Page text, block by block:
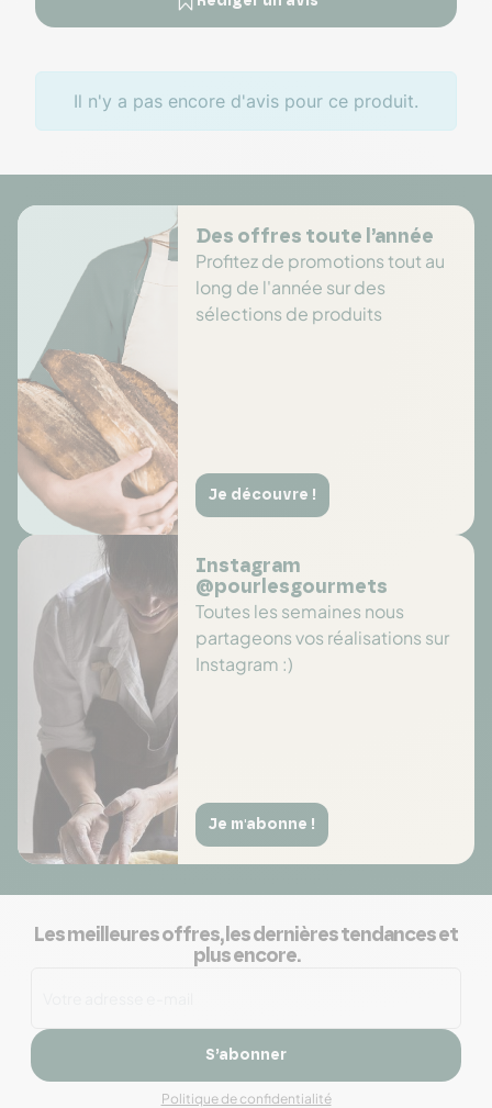
Il n'y a pas encore d'avis pour ce produit.
Des offres toute l’année
Profitez de promotions tout au
long de l'année sur des
sélections de produits
Je découvre !
Instagram
@pourlesgourmets
Toutes les semaines nous
partageons vos réalisations sur
Instagram :)
Je m'abonne !
Les meilleures offres, les dernières tendances et
plus encore.
S’abonner
Politique de confidentialité